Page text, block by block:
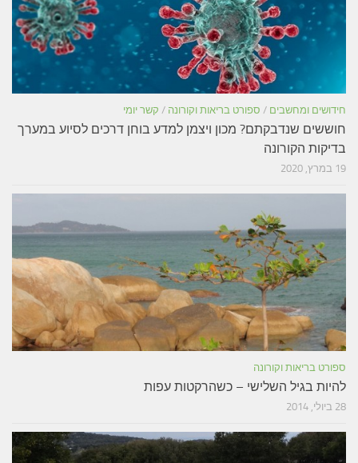
חידושים ומחשבים / ספורט בריאות וקורונה / קשר יומי
חוששים שנדבקתם? מכון ויצמן למדע בוחן דרכים לסיוע במערך
בדיקות הקורונה
19 במרץ, 2020
ספורט בריאות וקורונה
להיות בגיל השלישי – כשהרקטות עפות
28 ביולי, 2014